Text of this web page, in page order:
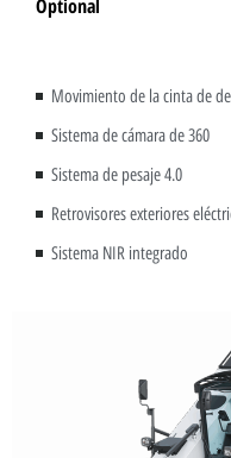
Optional
Movimiento de la cinta de
Sistema de cámara de 360
Sistema de pesaje 4.0
Retrovisores exteriores
Sistema NIR integrado